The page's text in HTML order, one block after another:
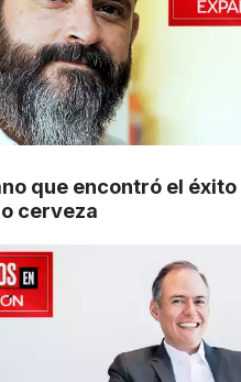
que encontró el éxito
cerveza